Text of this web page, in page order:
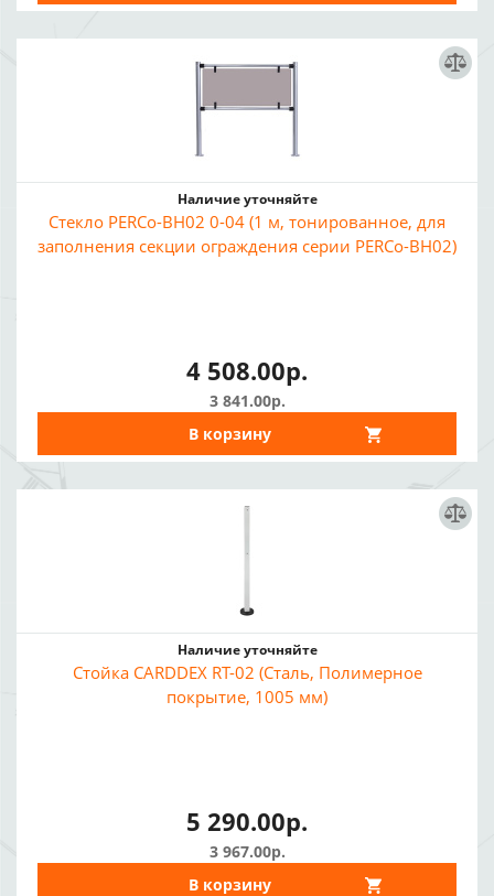
Наличие уточняйте
Стекло PERCo-BH02 0-04 (1 м, тонированное, для
заполнения секции ограждения серии PERCo-BH02)
4 508.00р.
3 841.00р.
В корзину
Наличие уточняйте
Стойка CARDDEX RT-02 (Сталь, Полимерное
покрытие, 1005 мм)
5 290.00р.
3 967.00р.
В корзину